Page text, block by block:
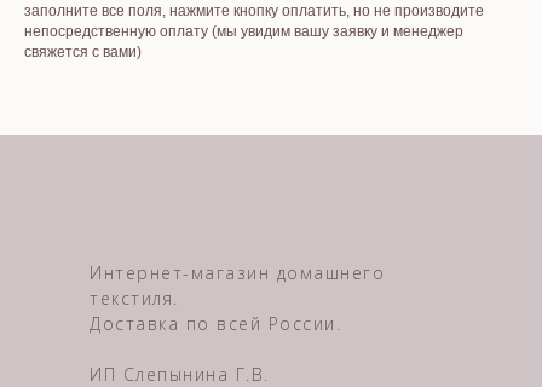
заполните все поля, нажмите кнопку оплатить, но не производите
непосредственную оплату (мы увидим вашу заявку и менеджер
свяжется с вами)
Интернет-магазин домашнего
текстиля.
Доставка по всей России.
ИП Слепынина Г.В.